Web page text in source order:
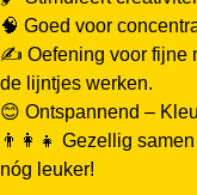
🧠 Goed voor
✍️ Oefening voor fijne
de lijntjes werken.
😊 Ontspannend –
👨‍👩‍👧 Gezellig
nóg leuker!